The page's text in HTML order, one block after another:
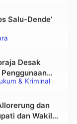
Salu-Dende’
& Kriminal
Desak
Adat
dan
dan Wakil